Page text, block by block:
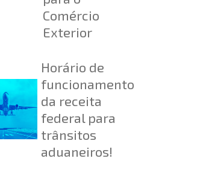
Comércio
Exterior
Horário de
funcionamento
da receita
federal para
trânsitos
aduaneiros!